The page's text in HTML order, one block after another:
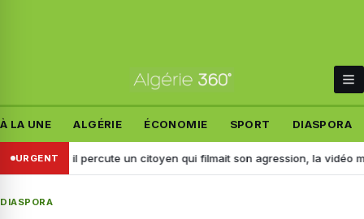
À LA UNE ALGÉRIE ÉCONOMIE SPORT DIASPORA
URGENT
: il percute un citoyen qui filmait son agression, la vidéo mène à
DIASPORA